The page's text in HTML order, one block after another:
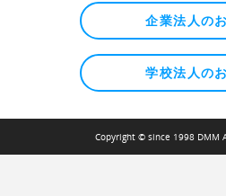
企業法人の
学校法人の
Copyright © since 1998 DMM